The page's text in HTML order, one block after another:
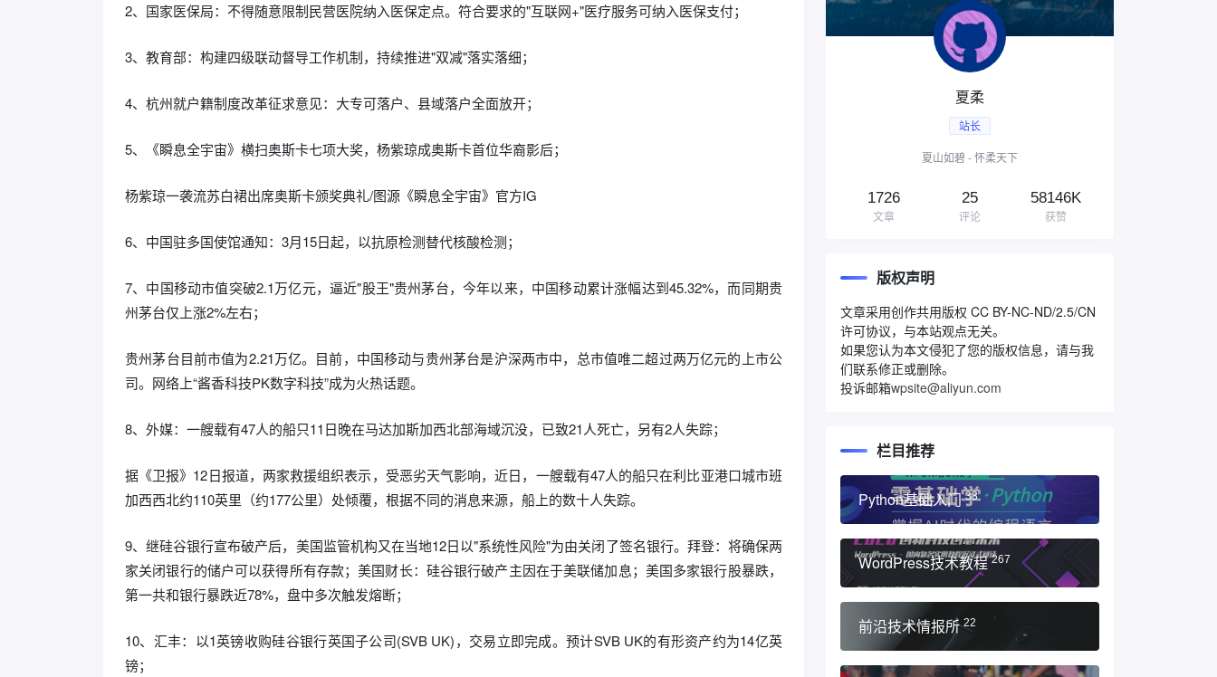
2、国家医保局：不得随意限制民营医院纳入医保定点。符合要求的"互联网+"医疗服务可纳入医保支付；
3、教育部：构建四级联动督导工作机制，持续推进"双减"落实落细；
4、杭州就户籍制度改革征求意见：大专可落户、县域落户全面放开；
5、《瞬息全宇宙》横扫奥斯卡七项大奖，杨紫琼成奥斯卡首位华裔影后；
杨紫琼一袭流苏白裙出席奥斯卡颁奖典礼/图源《瞬息全宇宙》官方IG
6、中国驻多国使馆通知：3月15日起，以抗原检测替代核酸检测；
7、中国移动市值突破2.1万亿元，逼近"股王"贵州茅台，今年以来，中国移动累计涨幅达到45.32%，而同期贵
州茅台仅上涨2%左右；
贵州茅台目前市值为2.21万亿。目前，中国移动与贵州茅台是沪深两市中，总市值唯二超过两万亿元的上市公
司。网络上“酱香科技PK数字科技”成为火热话题。
8、外媒：一艘载有47人的船只11日晚在马达加斯加西北部海域沉没，已致21人死亡，另有2人失踪；
据《卫报》12日报道，两家救援组织表示，受恶劣天气影响，近日，一艘载有47人的船只在利比亚港口城市班
加西西北约110英里（约177公里）处倾覆，根据不同的消息来源，船上的数十人失踪。
9、继硅谷银行宣布破产后，美国监管机构又在当地12日以"系统性风险"为由关闭了签名银行。拜登：将确保两
家关闭银行的储户可以获得所有存款；美国财长：硅谷银行破产主因在于美联储加息；美国多家银行股暴跌，
第一共和银行暴跌近78%，盘中多次触发熔断；
10、汇丰：以1英镑收购硅谷银行英国子公司(SVB UK)，交易立即完成。预计SVB UK的有形资产约为14亿英
镑；
夏柔
站长
夏山如碧 - 怀柔天下
1726
文章
25
评论
58146K
获赞
版权声明
文章采用创作共用版权 CC BY-NC-ND/2.5/CN
许可协议，与本站观点无关。
如果您认为本文侵犯了您的版权信息，请与我
们联系修正或删除。
投诉邮箱wpsite@aliyun.com
栏目推荐
Python基础入门 33
WordPress技术教程 267
前沿技术情报所 22